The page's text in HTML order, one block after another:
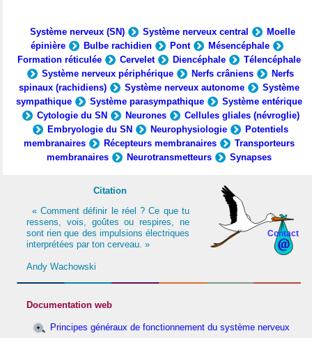
Système nerveux (SN) Système nerveux central
Moelle
épinière
Bulbe rachidien Pont
Mésencéphale
Formation réticulée
Cervelet Diencéphale
Télencéphale
Système nerveux périphérique
Nerfs crâniens
Nerfs
spinaux (rachidiens)
Système nerveux autonome
Système
sympathique
Système parasympathique
Système entérique
Cytologie du SN
Neurones
Cellules gliales (névroglie)
Embryologie du SN
Neurophysiologie
Potentiels
membranaires
Récepteurs membranaires
Transporteurs
membranaires
Neurotransmetteurs Synapses
Contact
Citation
« Comment définir le réel ? Ce que tu
ressens, vois, goûtes ou respires, ne
sont rien que des impulsions électriques
interprétées par ton cerveau. »
Andy Wachowski
Documentation web
Principes généraux de fonctionnement du système nerveux